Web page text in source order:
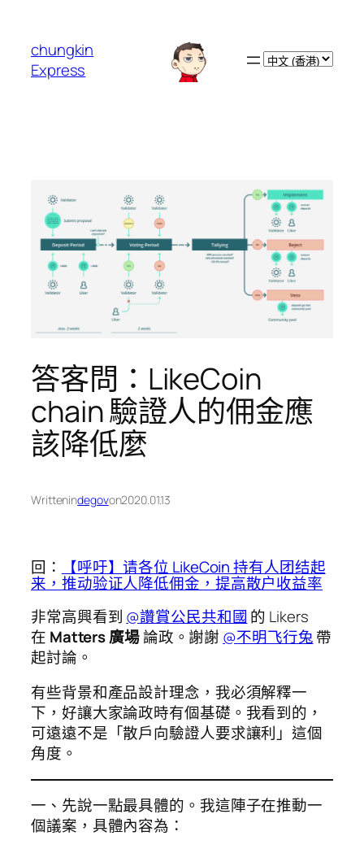
chungkin
Express
Choose
答客問：LikeCoin
chain 驗證人的佣金應
該降低麼
Writtenindegovon2020.01.13
回： 【呼吁】请各位 LikeCoin 持有人团结起
来，推动验证人降低佣金，提高散户收益率
非常高興看到 @讚賞公民共和國 的 Likers
在 Matters 廣場論政。謝謝 @不明飞行兔帶
起討論。
有些背景和產品設計理念，我必須解釋一
下，好讓大家論政時有個基礎。我看到的，
可遠遠不是「散戶向驗證人要求讓利」這個
角度。
一、先說一點最具體的。我這陣子在推動一
個議案，具體內容為：